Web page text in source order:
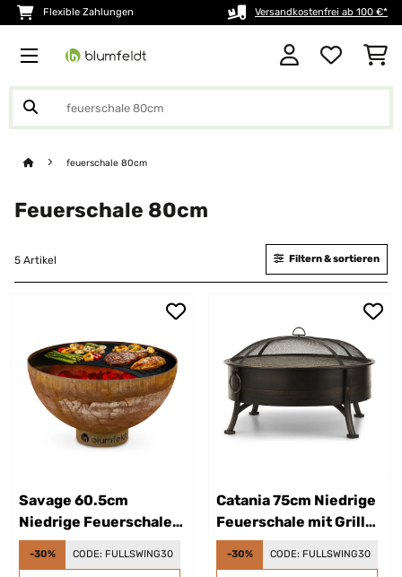
Flexible Zahlungen Versandkostenfrei ab 100 €*
feuerschale 80cm
Feuerschale 80cm
5 Artikel Filtern & sortieren
Savage 60.5cm
Niedrige Feuerschale
mit Grill Rost
-30% CODE: FULLSWING30
Catania 75cm Niedrige
Feuerschale mit Grill
Schwarz
-30% CODE: FULLSWING30